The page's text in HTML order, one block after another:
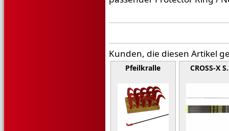
Kunden, die diesen Artikel
Pfeilkralle CROSS-X